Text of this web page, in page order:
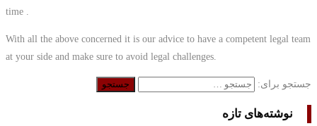
time .
With all the above concerned it is our advice to have a competent legal team
at your side and make sure to avoid legal challenges.
جستجو برای:
نوشته‌های تازه